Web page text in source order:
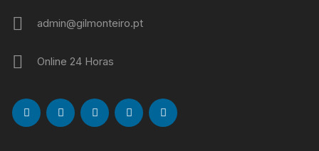
admin@gilmonteiro.pt
Online 24 Horas